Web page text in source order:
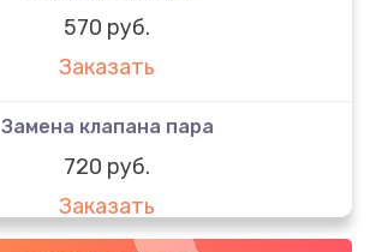
570 руб.
Заказать
Замена клапана пара
720 руб.
Заказать